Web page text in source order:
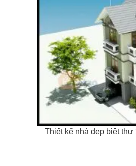
Thiết kế nhà đẹp biệt thự